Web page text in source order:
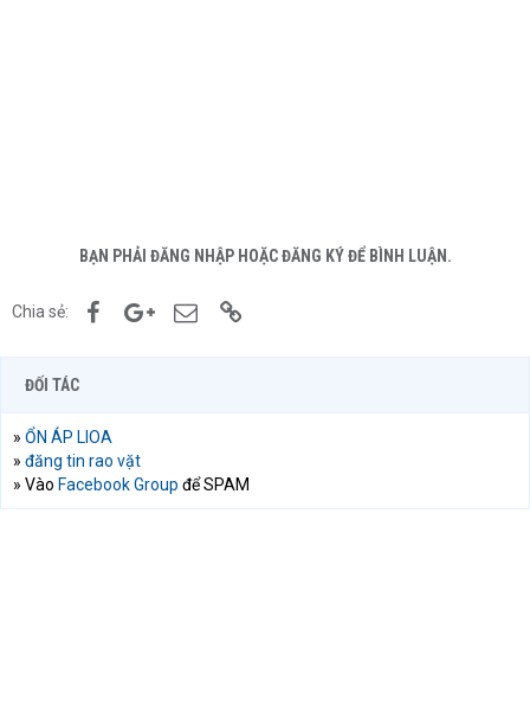
BẠN PHẢI ĐĂNG NHẬP HOẶC ĐĂNG KÝ ĐỂ BÌNH LUẬN.
Chia sẻ: FacebookGoogle+Email
ĐỐI TÁC
» ỔN ÁP LIOA
» đăng tin rao vặt
» Vào Facebook Group để SPAM